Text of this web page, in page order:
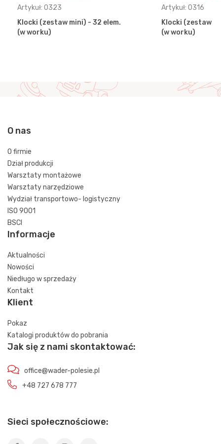
Artykuł: 0323
Klocki (zestaw mini) - 32 elem.
(w worku)
Artykuł: 0316
Klocki (zestaw
(w worku)
O nas
O firmie
Dział produkcji
Warsztaty montażowe
Warsztaty narzędziowe
Wydział transportowo- logistyczny
ISO 9001
BSCI
Informacje
Aktualności
Nowości
Niedługo w sprzedaży
Kontakt
Klient
Pokaz
Katalogi produktów do pobrania
Jak się z nami skontaktować:
office@wader-polesie.pl
+48 727 678 777
Sieci społecznościowe: